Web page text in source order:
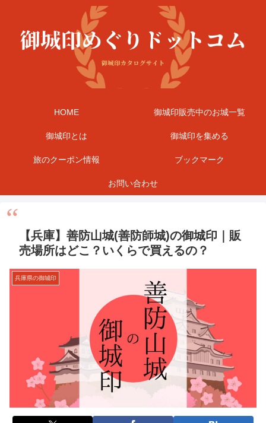
HOME 御城印販売中のお城一覧
御城印とは 御城印を集める
旅のクーポン情報 ブックマーク
お問い合わせ
【兵庫】善防山城(善防師城)の御城印｜販
売場所はどこ？いくらで買えるの？
兵庫県の御城印